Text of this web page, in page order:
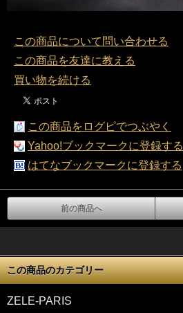
この商品について問い合わせる
この商品を友達に教える
買い物を続ける
この商品をログピでつぶやく
Yahoo!ブックマークに登録する
はてなブックマークに登録する
前の商品へ
この商品のカテゴリー
ZELE-PARIS